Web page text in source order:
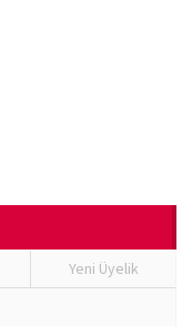
Yeni Üyelik